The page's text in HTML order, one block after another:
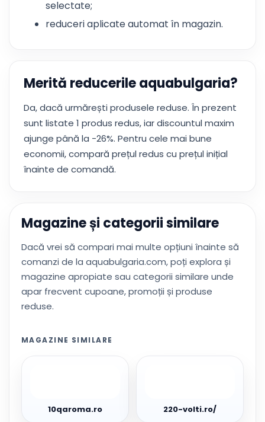
selectate;
reduceri aplicate automat în magazin.
Merită reducerile aquabulgaria?
Da, dacă urmărești produsele reduse. În prezent
sunt listate 1 produs redus, iar discountul maxim
ajunge până la -26%. Pentru cele mai bune
economii, compară prețul redus cu prețul inițial
înainte de comandă.
Magazine și categorii similare
Dacă vrei să compari mai multe opțiuni înainte să
comanzi de la aquabulgaria.com, poți explora și
magazine apropiate sau categorii similare unde
apar frecvent cupoane, promoții și produse
reduse.
MAGAZINE SIMILARE
10qaroma.ro 220-volti.ro/